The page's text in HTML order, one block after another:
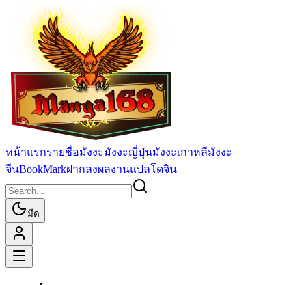
หน้าแรกรายชื่อมังงะมังงะญี่ปุ่นมังงะเกาหลีมังงะ
จีนBookMarkฝากลงผลงานแปลโดจิน
มืด